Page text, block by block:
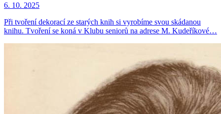
6. 10. 2025
Při tvoření dekorací ze starých knih si vyrobíme svou skádanou
knihu. Tvoření se koná v Klubu seniorů na adrese M. Kudeříkové…